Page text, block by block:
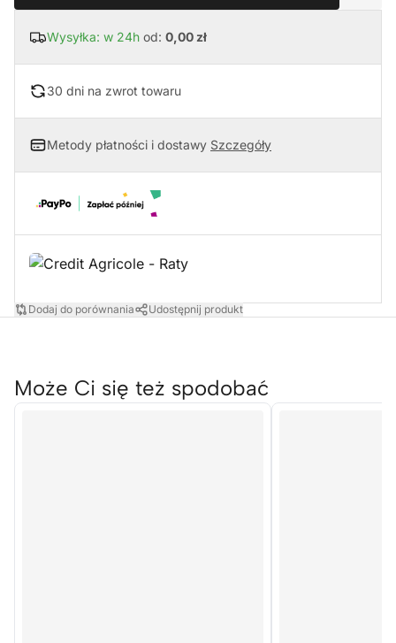
Wysyłka: w 24h od: 0,00 zł
30 dni na zwrot towaru
Metody płatności i dostawy Szczegóły
Dodaj do porównania Udostępnij produkt
Może Ci się też spodobać